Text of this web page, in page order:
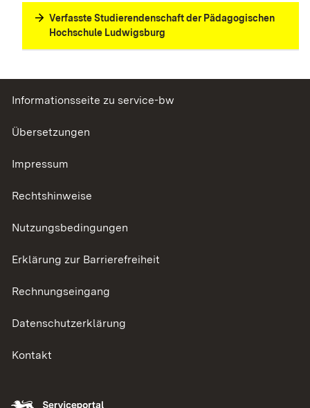
Verfasste Studierendenschaft der Pädagogischen
Hochschule Ludwigsburg
Informationsseite zu service-bw
Übersetzungen
Impressum
Rechtshinweise
Nutzungsbedingungen
Erklärung zur Barrierefreiheit
Rechnungseingang
Datenschutzerklärung
Kontakt